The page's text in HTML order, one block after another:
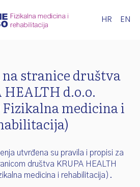
HR EN
stranice društva
HEALTH d.o.o.
Fizikalna medicina i
utvrđena su pravila i propisi za
društva KRUPA HEALTH
medicina i rehabilitacija).